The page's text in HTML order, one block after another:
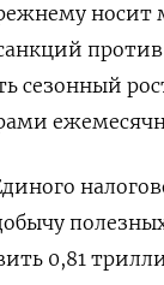
носит
против
сезонный
0,81